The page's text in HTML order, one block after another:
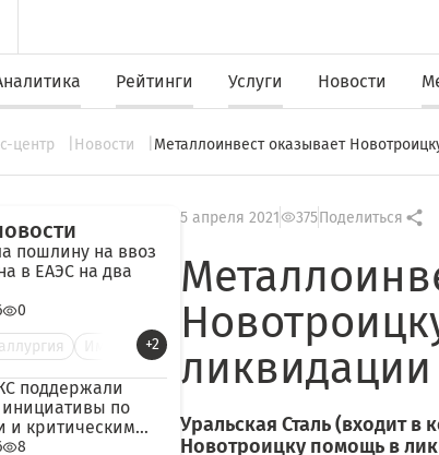
Рейтинги Услуги Новости
центр Новости Металлоинвест оказывает
пошлину на ввоз
в ЕАЭС на два
0
+2
поддержали
по
и критическим
8
5 апреля 2021 375Поделиться
Уральская Сталь (входит
Новотроицку помощь в